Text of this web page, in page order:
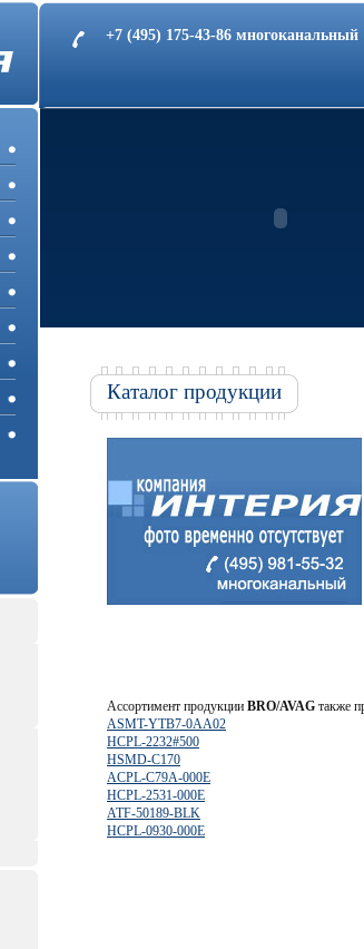
+7 (495) 175-43-86 многоканальный
Каталог продукции
Ассортимент продукции BRO/AVAG также
ASMT-YTB7-0AA02
HCPL-2232#500
HSMD-C170
ACPL-C79A-000E
HCPL-2531-000E
ATF-50189-BLK
HCPL-0930-000E